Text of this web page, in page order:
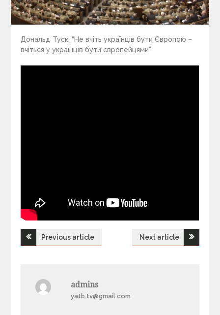
Дональд Туск: “Не вчіть українців бути Європою –
вчіться у українців бути європейцями”
Н
Previous article Next article
admins
yatb.tv@gmail.com